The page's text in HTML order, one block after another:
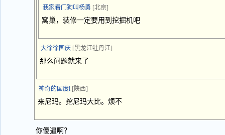
我家看门狗叫杨勇 [北京]
窝巢，装修一定要用到挖掘机吧
大徐徐国庆 [黑龙江牡丹江]
那么问题就来了
神奇的国度l [陕西]
来尼玛。挖尼玛大比。烦不
你傻逼啊？